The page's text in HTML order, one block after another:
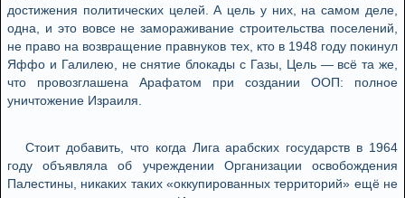
достижения политических целей. А цель у них, на самом деле,
одна, и это вовсе не замораживание строительства поселений,
не право на возвращение правнуков тех, кто в 1948 году покинул
Яффо и Галилею, не снятие блокады с Газы, Цель — всё та же,
что провозглашена Арафатом при создании ООП: полное
уничтожение Израиля.
Стоит добавить, что когда Лига арабских государств в 1964
году объявляла об учреждении Организации освобождения
Палестины, никаких таких «оккупированных территорий» ещё не